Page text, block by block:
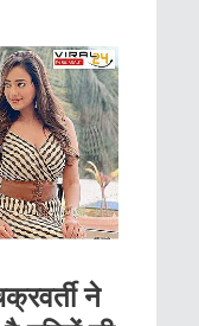
ने